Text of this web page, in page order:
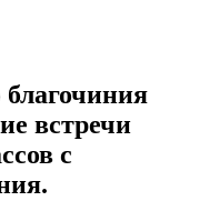
встречи
с